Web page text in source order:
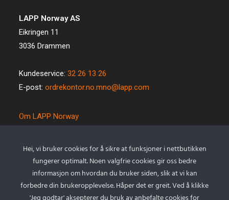
LAPP Norway AS
Eikringen 11
3036 Drammen
Kundeservice:32 26 13 26
E-post:ordrekontor.no.mno@lapp.com
Om LAPP Norway
Kvalitet og miljø
Betingelser
Kontakt oss
Cookie policy
Hei, vi bruker cookies for å sikre at funksjoner i nettbutikken
fungerer optimalt. Noen valgfrie cookies gir oss bedre
informasjon om hvordan du bruker siden, slik at vi kan
forbedre din brukeropplevelse. Håper det er greit. Ved å klikke